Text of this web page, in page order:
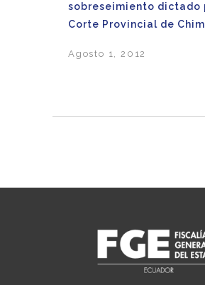
sobreseimiento dictado
Corte Provincial de
Agosto 1, 2012